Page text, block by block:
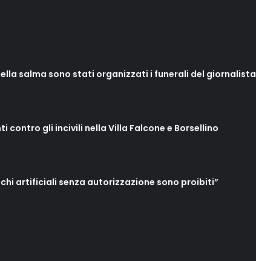
salma sono stati organizzati i funerali del giornalista
contro gli incivili nella Villa Falcone e Borsellino
artificiali senza autorizzazione sono proibiti”